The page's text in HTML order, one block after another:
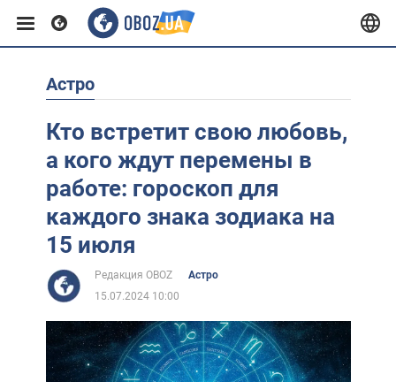
Европа
США
Азия
Африка
Жизнь
Астро
Кто встретит свою любовь,
а кого ждут перемены в
работе: гороскоп для
каждого знака зодиака на
15 июля
Редакция OBOZ
Астро
15.07.2024 10:00